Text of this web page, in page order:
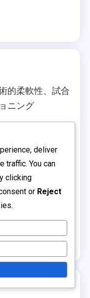
的柔軟性、試合
ニング
の進化
進展、試合記
的比較、選手の
的比較、試合戦
deliver
traffic. You can
clicking
or Reject